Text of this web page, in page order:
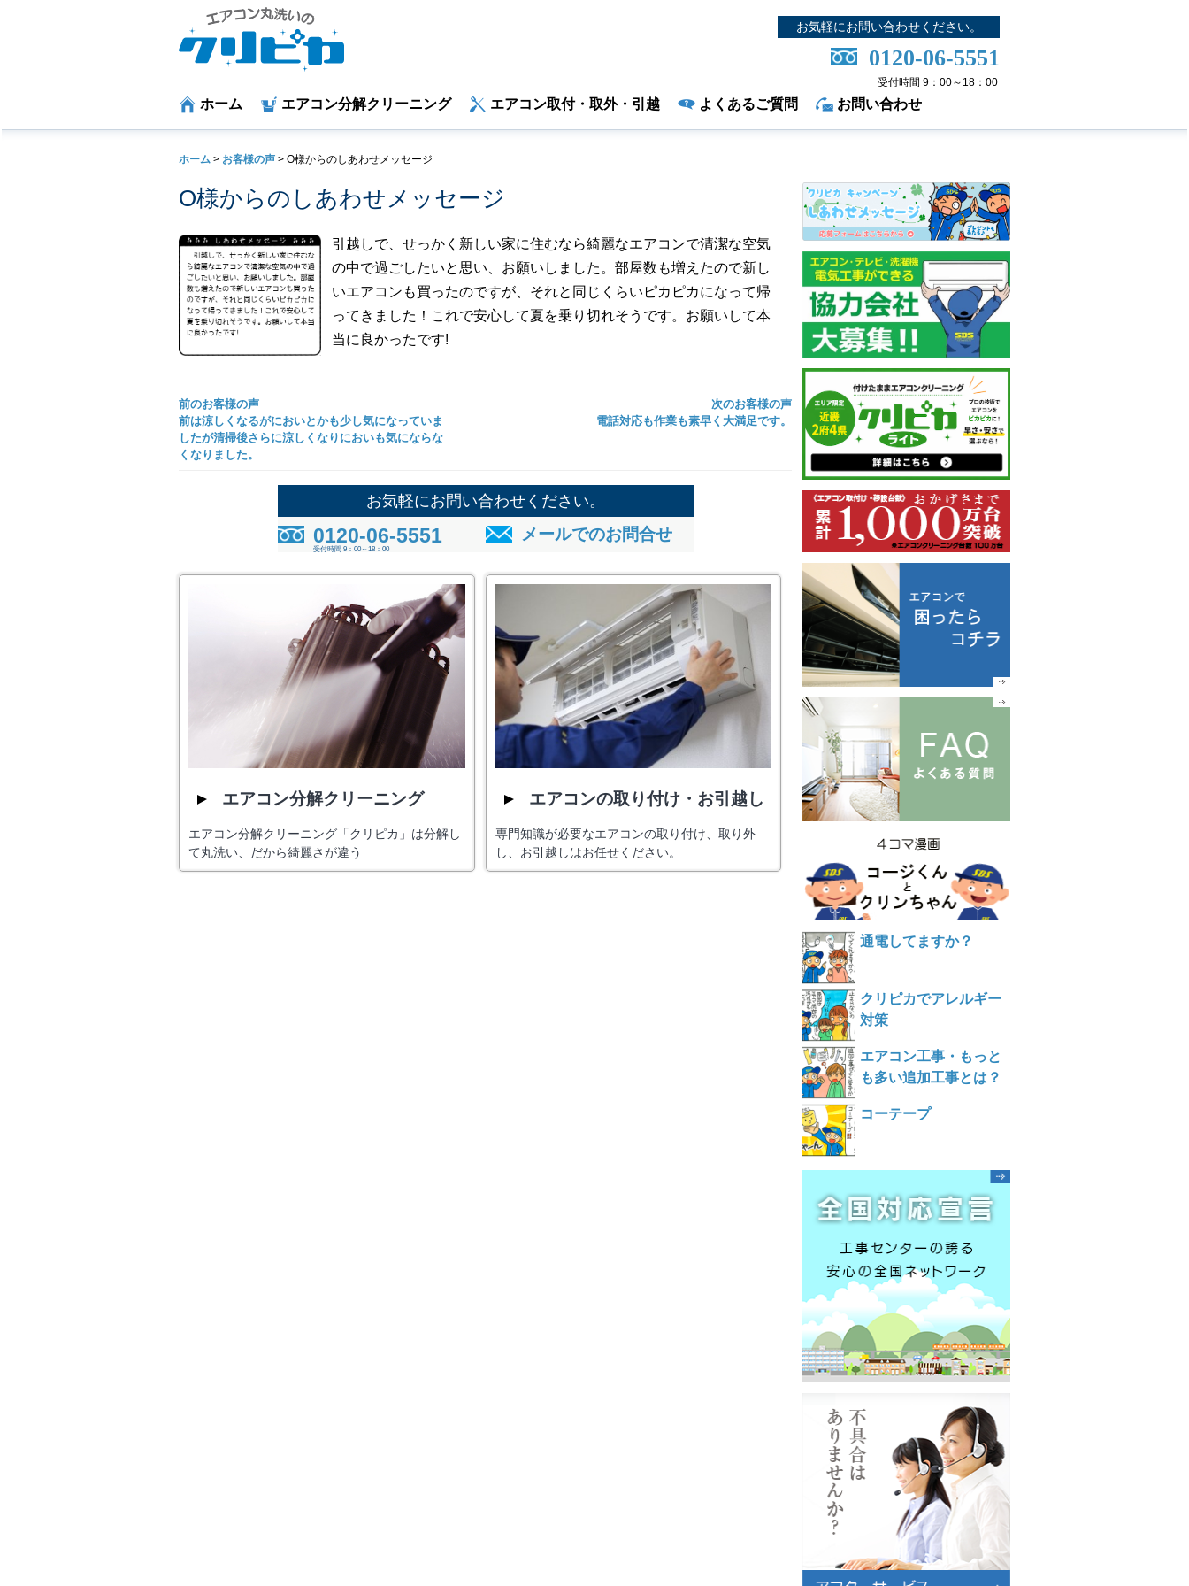
お気軽にお問い合わせください。
0120-06-5551
受付時間 9：00～18：00
ホーム エアコン分解クリーニング エアコン取付・取外・引越 よくあるご質問 お問い合わせ
ホーム > お客様の声 > O様からのしあわせメッセージ
O様からのしあわせメッセージ
引越しで、せっかく新しい家に住むなら綺麗なエアコンで清潔な空気
の中で過ごしたいと思い、お願いしました。部屋数も増えたので新し
いエアコンも買ったのですが、それと同じくらいピカピカになって帰
ってきました！これで安心して夏を乗り切れそうです。お願いして本
当に良かったです!
次のお客様の声
電話対応も作業も素早く大満足です。
前のお客様の声
前は涼しくなるがにおいとかも少し気になっていま
したが清掃後さらに涼しくなりにおいも気にならな
くなりました。
お気軽にお問い合わせください。
0120-06-5551
受付時間 9：00～18：00
メールでのお問合せ
エアコン分解クリーニング
エアコン分解クリーニング「クリピカ」は分解し
て丸洗い、だから綺麗さが違う
エアコンの取り付け・お引越し
専門知識が必要なエアコンの取り付け、取り外
し、お引越しはお任せください。
通電してますか？
クリピカでアレルギー
対策
エアコン工事・もっと
も多い追加工事とは？
コーテープ